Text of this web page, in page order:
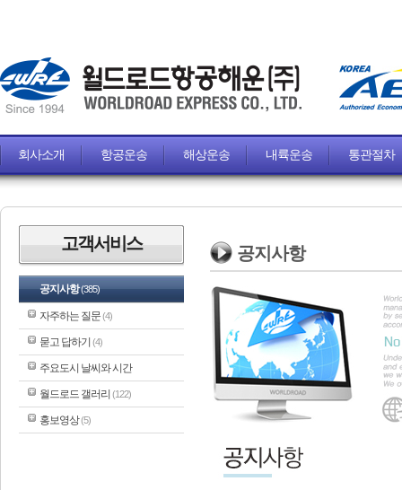
회사소개 항공운송 해상운송 내륙운송 통관절차
고객서비스
공지사항(385)
자주하는 질문(4)
묻고 답하기 (4)
주요도시 날씨와 시간
월드로드 갤러리 (122)
홍보영상(5)
공지사항